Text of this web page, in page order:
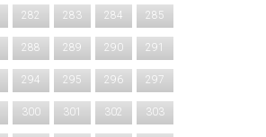
282 283 284 285
288 289 290 291
294 295 296 297
300 301 302 303